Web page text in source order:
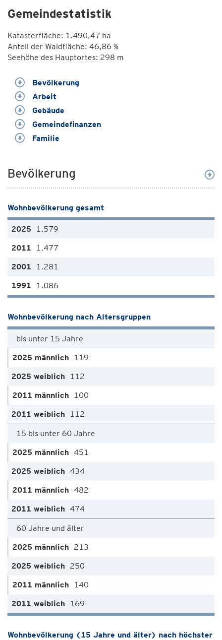
Gemeindestatistik
Katasterfläche: 1.490,47 ha
Anteil der Waldfläche: 46,86 %
Seehöhe des Hauptortes: 298 m
Bevölkerung
Arbeit
Gebäude
Gemeindefinanzen
Familie
Bevölkerung
Wohnbevölkerung gesamt
1.579
1.477
1.281
1.086
Wohnbevölkerung nach Altersgruppen
bis unter 15 Jahre
119
112
100
112
15 bis unter 60 Jahre
451
434
482
474
60 Jahre und älter
213
250
140
169
Wohnbevölkerung (15 Jahre und älter) nach höchster